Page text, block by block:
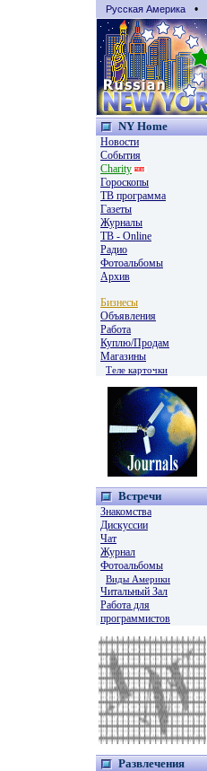
Русская Америка •
NY Home
Новости
События
Charity
Гороскопы
TВ программа
Газеты
Журналы
ТВ - Online
Радио
Фотоальбомы
Архив
Бизнесы
Объявления
Работа
Куплю/Продам
Магазины
Теле карточки
Встречи
Знакомства
Дискуссии
Чат
Журнал
Фотоальбомы
Виды Америки
Читальный Зал
Работа для
программистов
Развлечения